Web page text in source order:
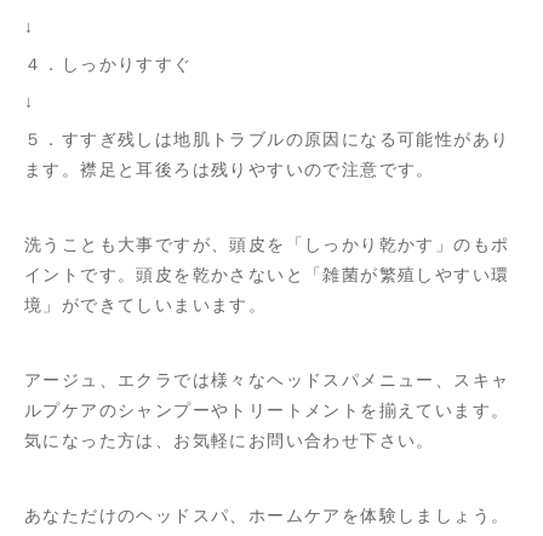
↓
４．しっかりすすぐ
↓
５．すすぎ残しは地肌トラブルの原因になる可能性があり
ます。襟足と耳後ろは残りやすいので注意です。
洗うことも大事ですが、頭皮を「しっかり乾かす」のもポ
イントです。頭皮を乾かさないと「雑菌が繁殖しやすい環
境」ができてしいまいます。
アージュ、エクラでは様々なヘッドスパメニュー、スキャ
ルプケアのシャンプーやトリートメントを揃えています。
気になった方は、お気軽にお問い合わせ下さい。
あなただけのヘッドスパ、ホームケアを体験しましょう。